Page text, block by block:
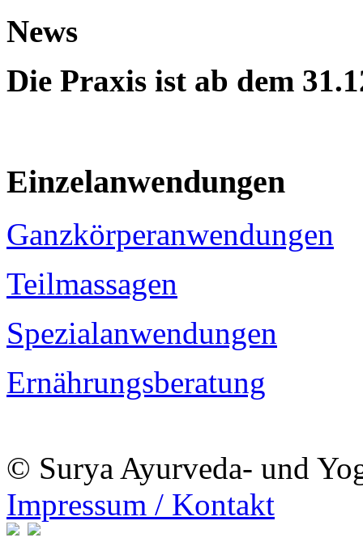
News
Die Praxis ist ab dem
Einzelanwendungen
Ganzkörperanwendungen
Teilmassagen
Spezialanwendungen
Ernährungsberatung
© Surya Ayurveda- und
Impressum / Kontakt